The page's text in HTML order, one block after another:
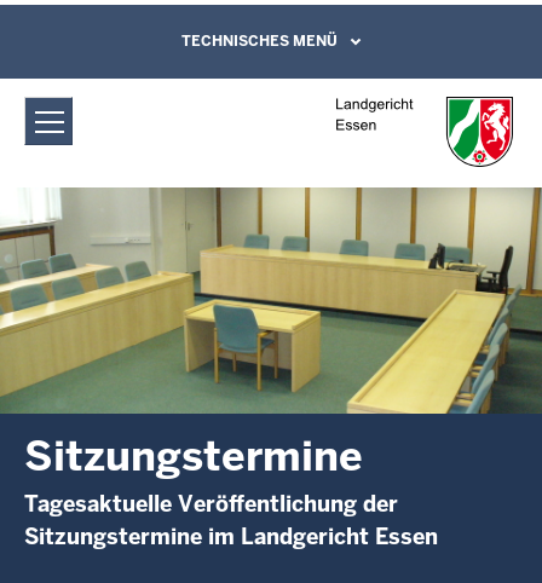
Landgericht Essen: Sitzungstermine
Direkt zum Inhalt
Leichte Sprache, Gebärdensprachenvideo
und Kontaktformular
TECHNISCHES MENÜ
Sitzungstermine
Tagesaktuelle Veröffentlichung der
Sitzungstermine im Landgericht Essen